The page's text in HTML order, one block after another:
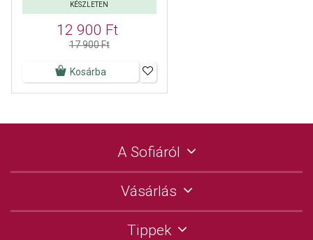
KÉSZLETEN
12 900 Ft
17 900 Ft
Kosárba
A Sofiáról
Vásárlás
Tippek